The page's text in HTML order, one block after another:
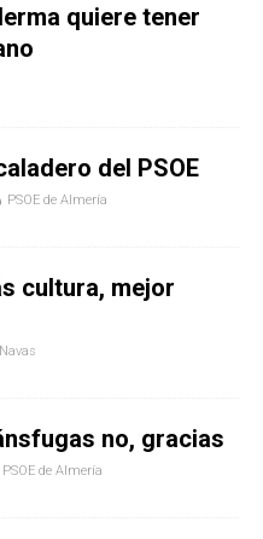
quiere tener
del PSOE
PSOE de Almería
cultura, mejor
no, gracias
PSOE de Almería